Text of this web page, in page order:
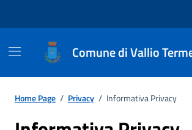
Comune di Vallio
Home Page / Privacy / Informativa Privacy